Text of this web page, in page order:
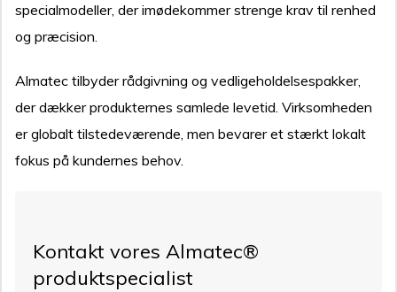
specialmodeller, der imødekommer strenge krav til renhed
og præcision.
Almatec tilbyder rådgivning og vedligeholdelsespakker,
der dækker produkternes samlede levetid. Virksomheden
er globalt tilstedeværende, men bevarer et stærkt lokalt
fokus på kundernes behov.
Kontakt vores Almatec®
produktspecialist